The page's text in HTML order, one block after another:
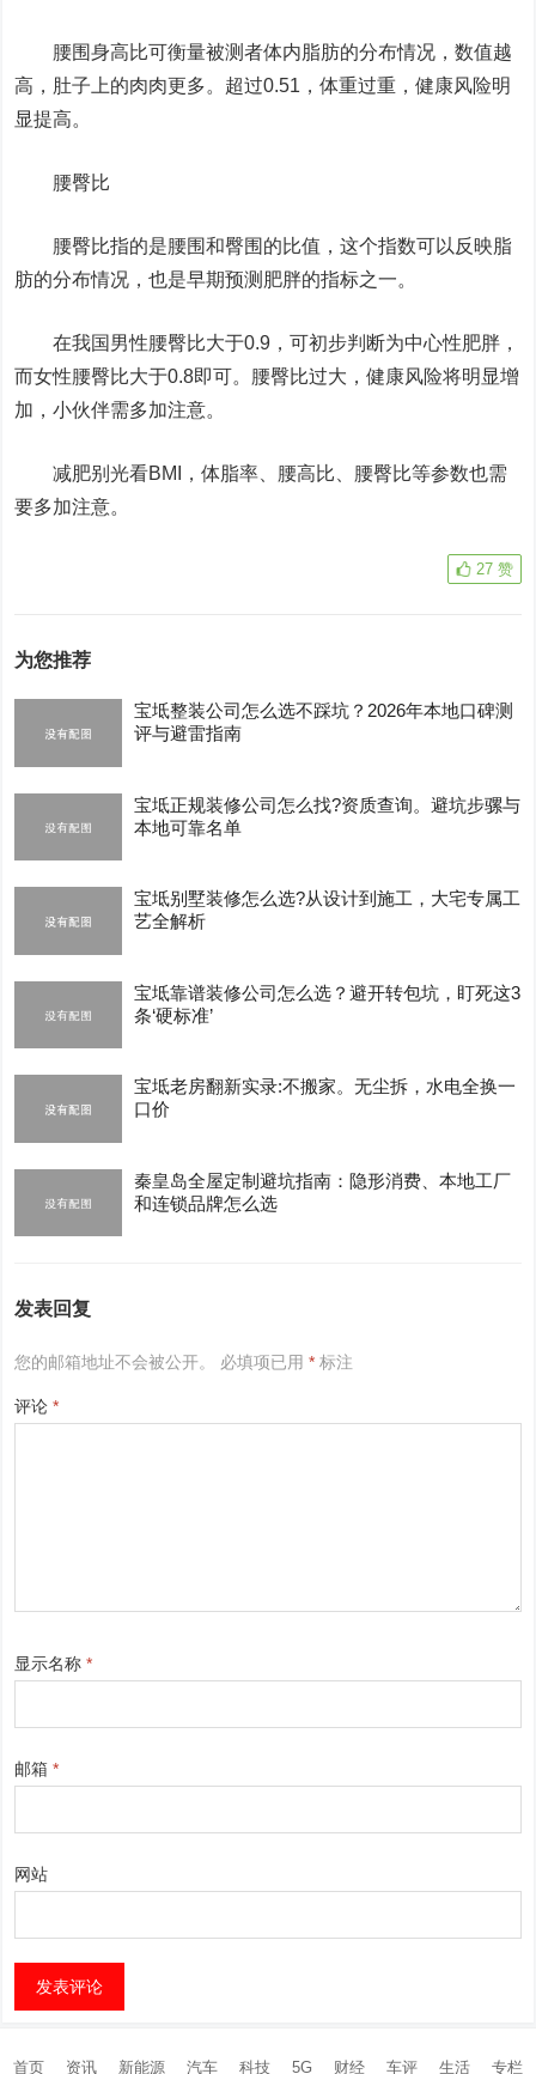
腰围身高比可衡量被测者体内脂肪的分布情况，数值越
高，肚子上的肉肉更多。超过0.51，体重过重，健康风险明
显提高。
腰臀比
腰臀比指的是腰围和臀围的比值，这个指数可以反映脂
肪的分布情况，也是早期预测肥胖的指标之一。
在我国男性腰臀比大于0.9，可初步判断为中心性肥胖，
而女性腰臀比大于0.8即可。腰臀比过大，健康风险将明显增
加，小伙伴需多加注意。
减肥别光看BMI，体脂率、腰高比、腰臀比等参数也需
要多加注意。
27 赞
为您推荐
宝坻整装公司怎么选不踩坑？2026年本地口碑测
评与避雷指南
宝坻正规装修公司怎么找?资质查询。避坑步骡与
本地可靠名单
宝坻别墅装修怎么选?从设计到施工，大宅专属工
艺全解析
宝坻靠谱装修公司怎么选？避开转包坑，盯死这3
条‘硬标准’
宝坻老房翻新实录:不搬家。无尘拆，水电全换一
口价
秦皇岛全屋定制避坑指南：隐形消费、本地工厂
和连锁品牌怎么选
发表回复
您的邮箱地址不会被公开。 必填项已用* 标注
评论*
显示名称*
邮箱*
网站
首页 资讯 新能源 汽车 科技 5G 财经 车评 生活 专栏